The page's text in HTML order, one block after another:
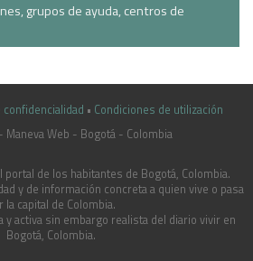
grupos de ayuda, centros de
confidencialidad • Condiciones de utilización
Web - Bogotá - Colombia
casinoluck.ca
portal de los habitantes de Bogotá, Colombia.
y de información concreta a quien vive o pasa
la capital de Colombia.
y activa sin embargo realista del diario vivir en
Bogotá, Colombia.